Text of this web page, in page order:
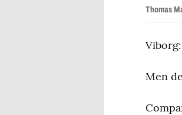
Thomas
Men